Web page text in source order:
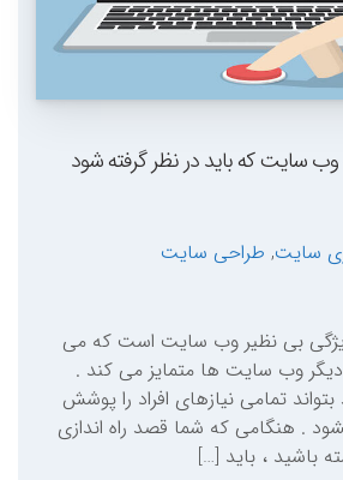
سایت, طراحی سایت
بی نظیر وب سایت است که می
دیگر وب سایت ها متمایز می کند .
تمامی نیازهای افراد را پوشش
. هنگامی که شما قصد راه اندازی
باشید ، باید […]